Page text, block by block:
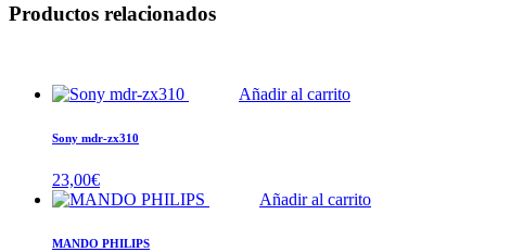
Productos relacionados
Añadir al carrito
Sony mdr-zx310
23,00€
Añadir al carrito
MANDO PHILIPS